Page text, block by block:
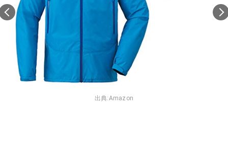
出典:Amazon